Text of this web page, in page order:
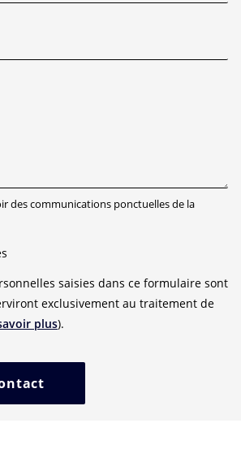
des communications ponctuelles de la
saisies dans ce formulaire sont
exclusivement au traitement de
plus).